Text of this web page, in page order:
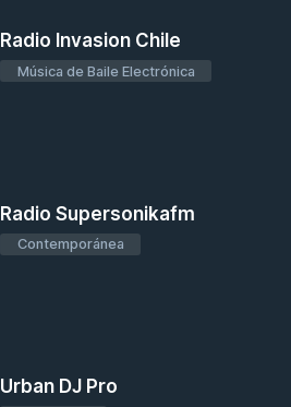
Radio Invasion Chile
Música de Baile Electrónica
Radio Supersonikafm
Contemporánea
Urban DJ Pro